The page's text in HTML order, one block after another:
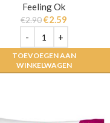
Feeling Ok
€2.90€2.59
TOEVOEGEN AAN
WINKELWAGEN